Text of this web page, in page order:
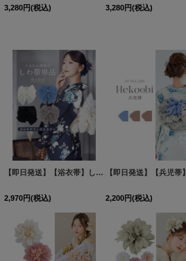
3,280円(税込) 3,280円(税込)
【即日発送】【浴衣帯】しわ帯単品 / 大人カラー/ しわ帯 / シワ帯 / 浴衣帯 / 兵児帯[OF01]
2,970円(税込) 2,200円(税込)